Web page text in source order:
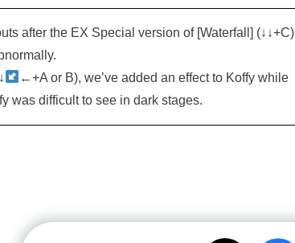
after the EX Special version of [Waterfall] (↓↓+C)
←+A or B), we’ve added an effect to Koffy while
was difficult to see in dark stages.